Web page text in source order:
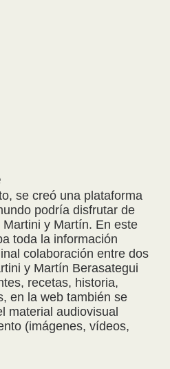
se creó una plataforma
podría disfrutar de
y Martín. En este
toda la información
colaboración entre dos
y Martín Berasategui
recetas, historia,
en la web también se
material audiovisual
(imágenes, vídeos,